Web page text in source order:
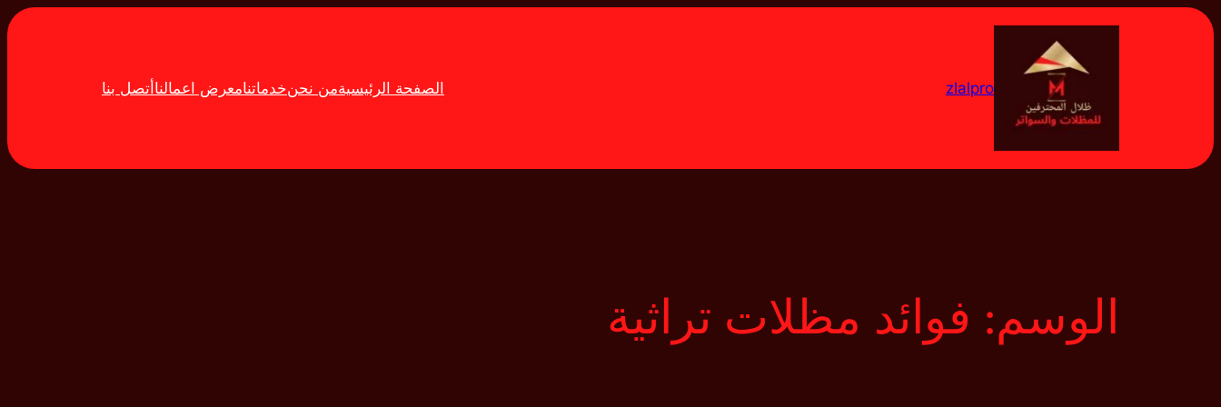
تخطى
zlalpro
الصفحة الرئيسيةمن نحنخدماتنامعرض اعمالنا أتصل بنا
الوسم: فوائد مظلات تراثية